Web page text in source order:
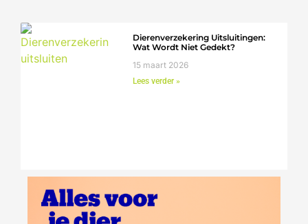
Dierenverzekering Uitsluitingen:
Wat Wordt Niet Gedekt?
15 maart 2026
Lees verder »